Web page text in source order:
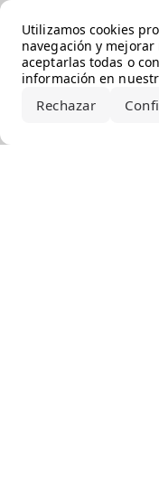
Utilizamos cookies
navegación y
aceptarlas todas o
información en
Rechazar
Error